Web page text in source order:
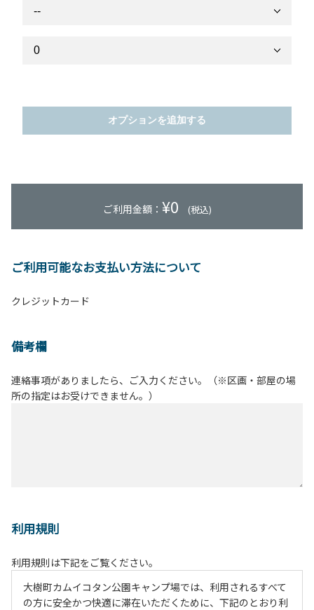
オプションを追加する
ご利用金額： ¥0 (税込)
ご利用可能なお支払い方法について
クレジットカード
備考欄
連絡事項がありましたら、ご入力ください。（※区画・部屋の場
所の指定はお受けできません。）
利用規則
利用規則は下記をご覧ください。
大樹町カムイコタン公園キャンプ場では、利用されるすべて
の方に安全かつ快適に滞在いただくために、下記のとおり利